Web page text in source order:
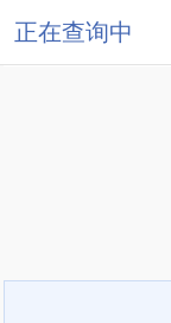
正在查询中